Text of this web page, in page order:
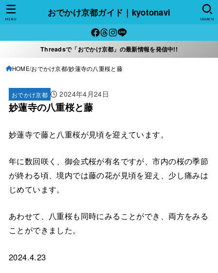
おでかけ京都ガイド｜kyotonavi
SEARCH
MENU
Threadsで「おでかけ京都」の最新情報を発信中!!
HOME おでかけ京都 妙蓮寺の八重桜と藤
おでかけ京都 2024年4月24日
妙蓮寺の八重桜と藤
妙蓮寺で藤と八重桜が見頃を迎えています。
年に数回咲く、御会式桜が有名ですが、市内の桜の季節
が終わる頃、境内では藤の花が見頃を迎え、少し痛みは
じめています。
あわせて、八重桜も同時にみることができ、両方をみる
ことができました。
2024.4.23